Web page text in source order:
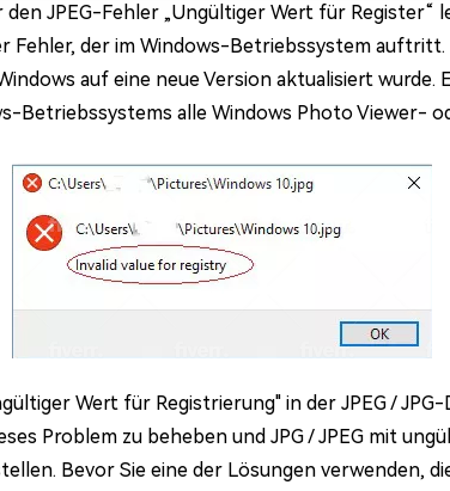
den JPEG-Fehler „Ungültiger Wert für
Fehler, der im Windows-Betriebssystem
auf eine neue Version aktualisiert wurde.
Betriebssystems alle Windows Photo Viewer-
Wert für Registrierung" in der JPEG /
Problem zu beheben und JPG / JPEG mit
Bevor Sie eine der Lösungen verwenden,